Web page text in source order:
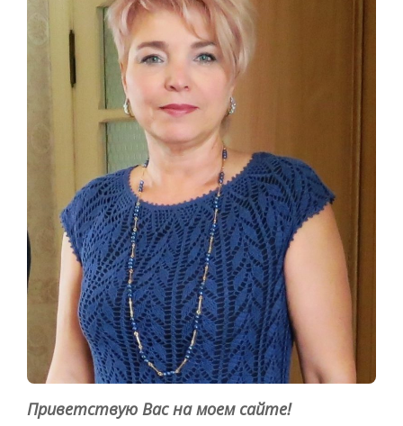
Приветствую Вас на моем сайте!